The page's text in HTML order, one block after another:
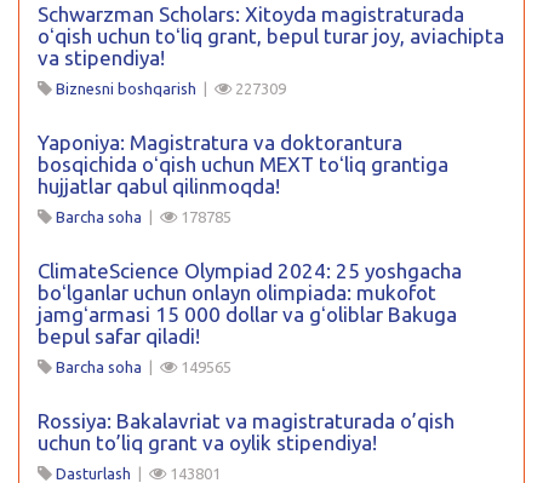
Schwarzman Scholars: Xitoyda magistraturada
oʻqish uchun toʻliq grant, bepul turar joy, aviachipta
va stipendiya!
Biznesni boshqarish | 227309
Yaponiya: Magistratura va doktorantura
bosqichida oʻqish uchun MEXT toʻliq grantiga
hujjatlar qabul qilinmoqda!
Barcha soha | 178785
ClimateScience Olympiad 2024: 25 yoshgacha
boʻlganlar uchun onlayn olimpiada: mukofot
jamgʻarmasi 15 000 dollar va gʻoliblar Bakuga
bepul safar qiladi!
Barcha soha | 149565
Rossiya: Bakalavriat va magistraturada o’qish
uchun to’liq grant va oylik stipendiya!
Dasturlash | 143801